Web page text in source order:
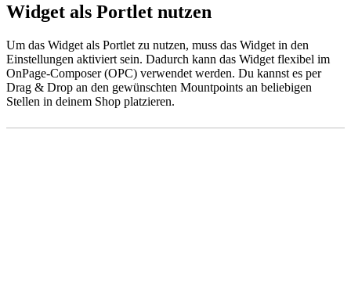
Widget als Portlet nutzen
Um das Widget als Portlet zu nutzen, muss das Widget in den
Einstellungen aktiviert sein. Dadurch kann das Widget flexibel im
OnPage-Composer (OPC) verwendet werden. Du kannst es per
Drag & Drop an den gewünschten Mountpoints an beliebigen
Stellen in deinem Shop platzieren.